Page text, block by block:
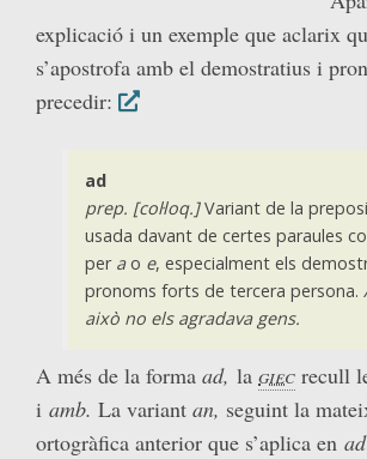
explicació i un exemple que aclarix
s’apostrofa amb el demostratius i
precedir:
ad
prep. [col·loq.]Variant de la
usada davant de certes paraules
per ao e, especialment els
pronoms forts de tercera persona.
això no els agradava gens.
A més de la forma ad, la giec recull
i amb. La variant an, seguint la
ortogràfica anterior que s’aplica en ad